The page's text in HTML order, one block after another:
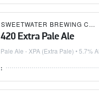
SWEETWATER BREWING COMPANY
420 Extra Pale Ale
Pale Ale - XPA (Extra Pale) • 5.7%
: